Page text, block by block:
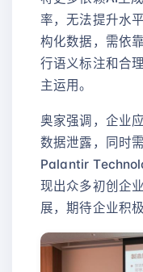
率，无法提升水
构化数据，需依
行语义标注和合
主运用。
奥家强调，企业
数据泄露，同时
Palantir
现出众多初创企
展，期待企业积极